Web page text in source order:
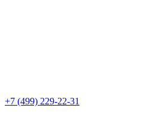
+7 (499) 229-22-31